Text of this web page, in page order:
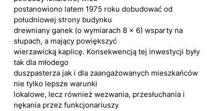
postanowiono latem 1975 roku dobudować od
południowej strony budynku
drewniany ganek (o wymiarach 8 x 6) wsparty na
słupach, a mający powiększyć
wierzawicką kaplicę. Konsekwencją tej inwestycji były
tak dla młodego
duszpasterza jak i dla zaangażowanych mieszkańców
nie tylko lepsze warunki
lokalowe, lecz również wezwania, przesłuchania i
nękania przez funkcjonariuszy